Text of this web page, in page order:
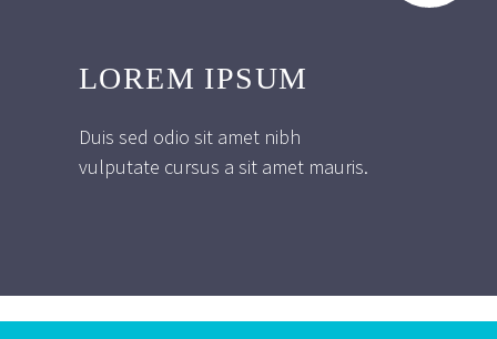
LOREM IPSUM
Duis sed odio sit amet nibh
vulputate cursus a sit amet mauris.